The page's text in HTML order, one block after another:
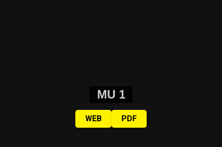
MU 1
WEB PDF